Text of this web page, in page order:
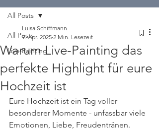
All Posts
Live-Painting
All Posts
Warum Live-Painting das
perfekte Highlight für eure
Hochzeit ist
Luisa Schiffmann
9. Apr. 2025 2 Min. Lesezeit
Eure Hochzeit ist ein Tag voller
besonderer Momente - unfassbar viele
Emotionen, Liebe, Freudentränen.